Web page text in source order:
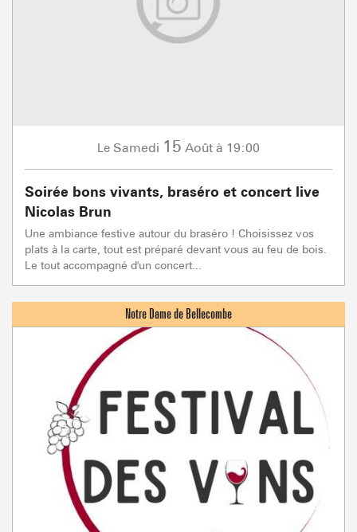
Le Samedi 15 Août à 19:00
Soirée bons vivants, braséro et concert live
Nicolas Brun
Une ambiance festive autour du braséro ! Choisissez vos
plats à la carte, tout est préparé devant vous au feu de bois.
Le tout accompagné d'un concert...